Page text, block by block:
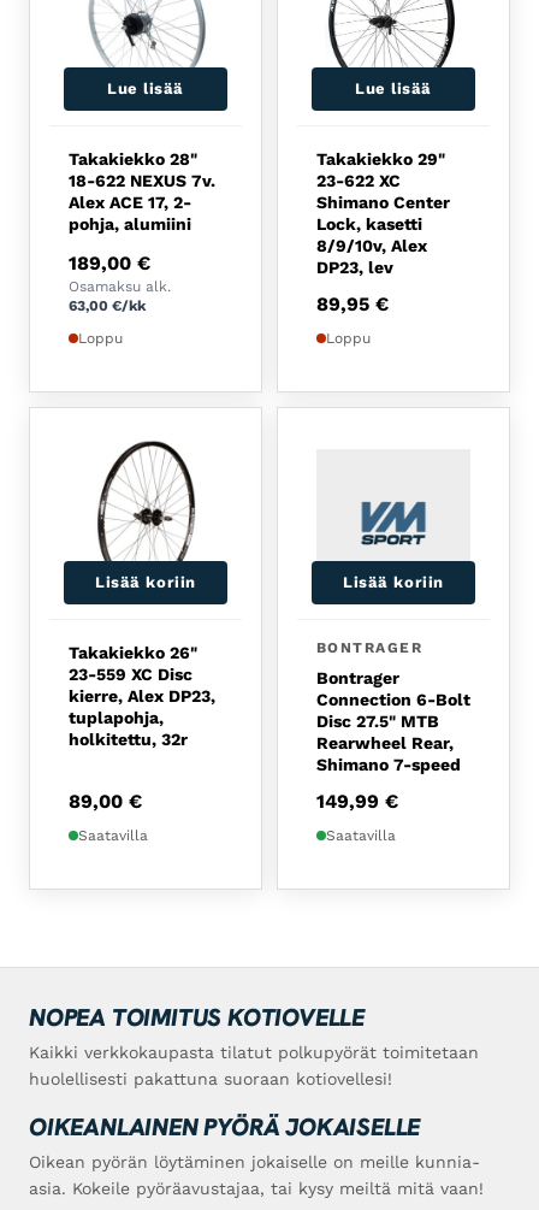
Lue lisää
Takakiekko 28"
18-622 NEXUS 7v.
Alex ACE 17, 2-
pohja, alumiini
189,00 €
Osamaksu alk.
63,00 €/kk
Loppu
Lue lisää
Takakiekko 29"
23-622 XC
Shimano Center
Lock, kasetti
8/9/10v, Alex
DP23, lev
89,95 €
Loppu
Lisää koriin
Takakiekko 26"
23-559 XC Disc
kierre, Alex DP23,
tuplapohja,
holkitettu, 32r
89,00 €
Saatavilla
Lisää koriin
BONTRAGER
Bontrager
Connection 6-Bolt
Disc 27.5" MTB
Rearwheel Rear,
Shimano 7-speed
149,99 €
Saatavilla
NOPEA TOIMITUS KOTIOVELLE
Kaikki verkkokaupasta tilatut polkupyörät toimitetaan
huolellisesti pakattuna suoraan kotiovellesi!
OIKEANLAINEN PYÖRÄ JOKAISELLE
Oikean pyörän löytäminen jokaiselle on meille kunnia-
asia. Kokeile pyöräavustajaa, tai kysy meiltä mitä vaan!